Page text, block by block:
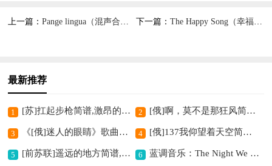
上一篇：Pange lingua（混声合唱）简谱,展现独特合唱魅力 下一篇： The Happy Song（幸福歌）简谱,传递幸福欢快之感
最新推荐
1 [苏]扛起步枪简谱,激昂的战斗旋律 2 [俄]啊，莫不是那狂风简谱,展现歌剧别样魅力
3 《[俄]迷人的眼睛》歌曲简谱,感受俄罗斯风情 4 [俄]137我仰望着天空简谱,展现别样合唱意境
5 [前苏联]遥远的地方简谱,悠扬合唱诉衷情 6 蓝调音乐：The Night We Called It A Day歌曲简谱,经典蓝调风格之作